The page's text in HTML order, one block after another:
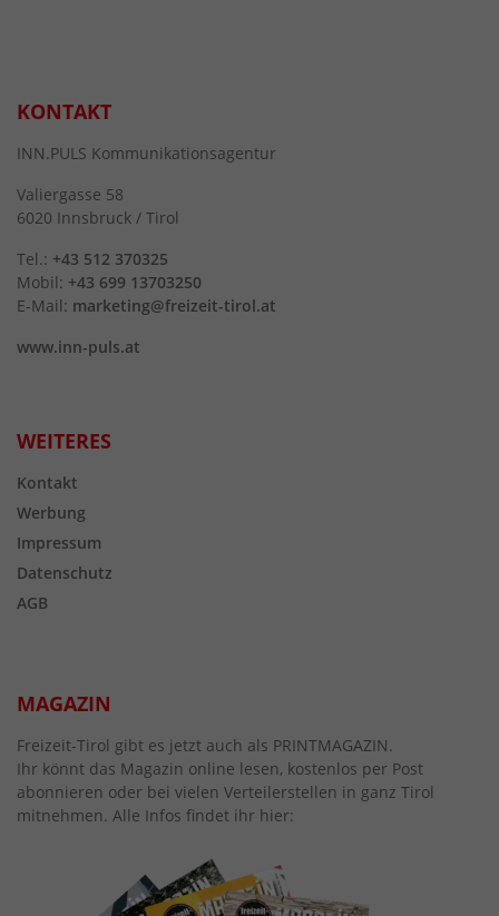
KONTAKT
INN.PULS Kommunikationsagentur
Valiergasse 58
6020 Innsbruck / Tirol
Tel.: +43 512 370325
Mobil: +43 699 13703250
E-Mail: marketing@freizeit-tirol.at
www.inn-puls.at
WEITERES
Kontakt
Werbung
Impressum
Datenschutz
AGB
MAGAZIN
Freizeit-Tirol gibt es jetzt auch als PRINTMAGAZIN.
Ihr könnt das Magazin online lesen, kostenlos per Post
abonnieren oder bei vielen Verteilerstellen in ganz Tirol
mitnehmen. Alle Infos findet ihr hier: